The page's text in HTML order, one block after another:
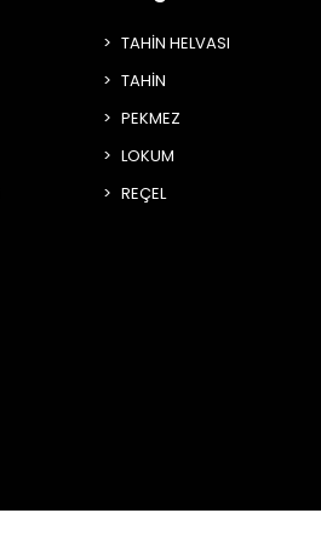
TAHİN HELVASI
TAHİN
PEKMEZ
LOKUM
REÇEL